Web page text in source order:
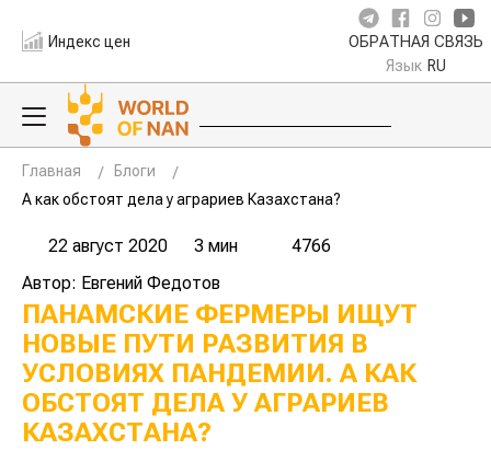
Индекс цен ОБРАТНАЯ СВЯЗЬ
Язык RU
Главная
Блоги
А как обстоят дела у аграриев Казахстана?
22 август 2020 3 мин
4766
Автор: Евгений Федотов
ПАНАМСКИЕ ФЕРМЕРЫ ИЩУТ
НОВЫЕ ПУТИ РАЗВИТИЯ В
УСЛОВИЯХ ПАНДЕМИИ. А КАК
ОБСТОЯТ ДЕЛА У АГРАРИЕВ
КАЗАХСТАНА?